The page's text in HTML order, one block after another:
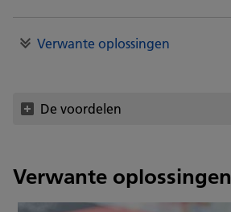
Verwante oplossingen
De voordelen
Verwante oplossingen